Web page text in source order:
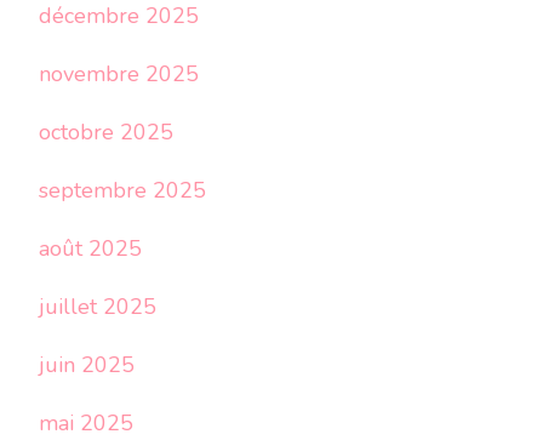
décembre 2025
novembre 2025
octobre 2025
septembre 2025
août 2025
juillet 2025
juin 2025
mai 2025